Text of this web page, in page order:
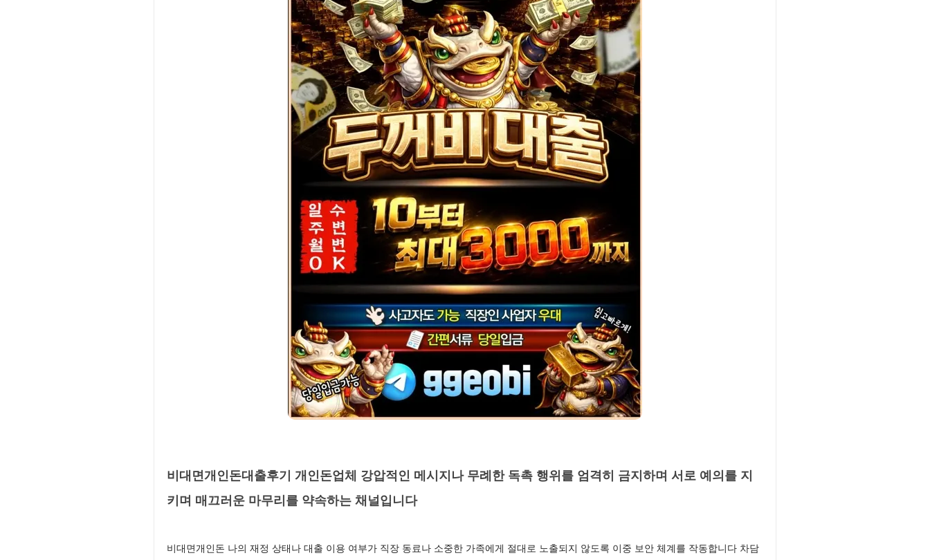
비대면개인돈대출후기 개인돈업체 강압적인 메시지나 무례한 독촉 행위를 엄격히 금지하며 서로 예의를 지
키며 매끄러운 마무리를 약속하는 채널입니다
비대면개인돈 나의 재정 상태나 대출 이용 여부가 직장 동료나 소중한 가족에게 절대로 노출되지 않도록 이중 보안 체계를 작동합니다 차담